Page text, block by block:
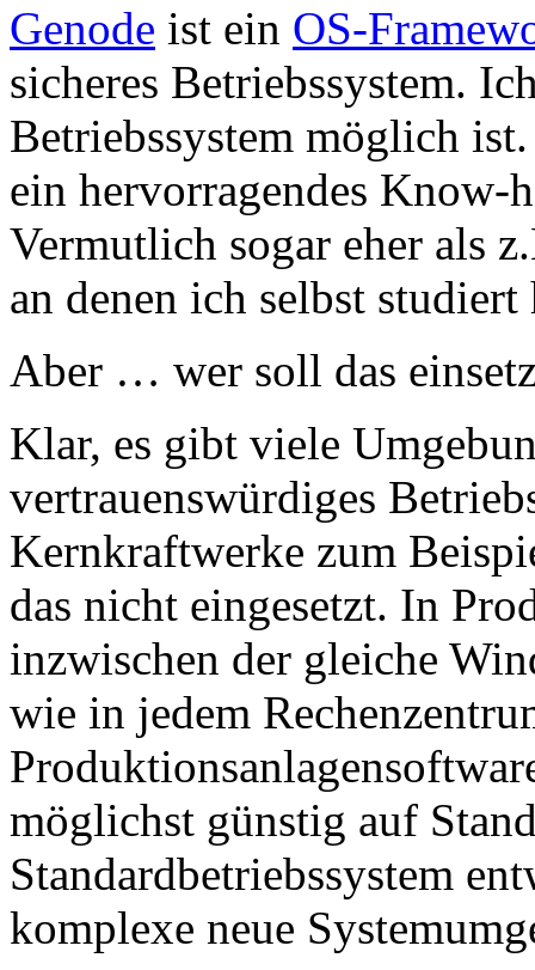
Genode ist ein OS-
sicheres Betriebssystem.
Betriebssystem möglich
ein hervorragendes
Vermutlich sogar eher als
an denen ich selbst studiert
Aber … wer soll das
Klar, es gibt viele
vertrauenswürdiges
Kernkraftwerke zum
das nicht eingesetzt. In
inzwischen der gleiche
wie in jedem
möglichst günstig auf
Standardbetriebssystem
komplexe neue